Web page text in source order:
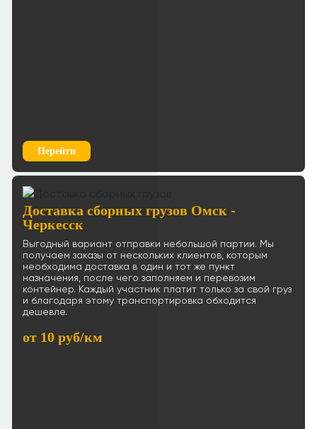
Перейти
Доставка сборных грузов Омск -
Черкесск
Выгодный вариант отправки небольшой партии. Мы
получаем заказы от нескольких клиентов, которым
необходима доставка в один и тот же пункт
назначения, после чего заполняем и перевозим
контейнер. Каждый участник платит только за свой груз
и благодаря этому транспортировка обходится
дешевле.
от 10 руб/км